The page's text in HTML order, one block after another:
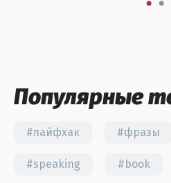
Популярные
#лайфхак #фразы
#speaking #book